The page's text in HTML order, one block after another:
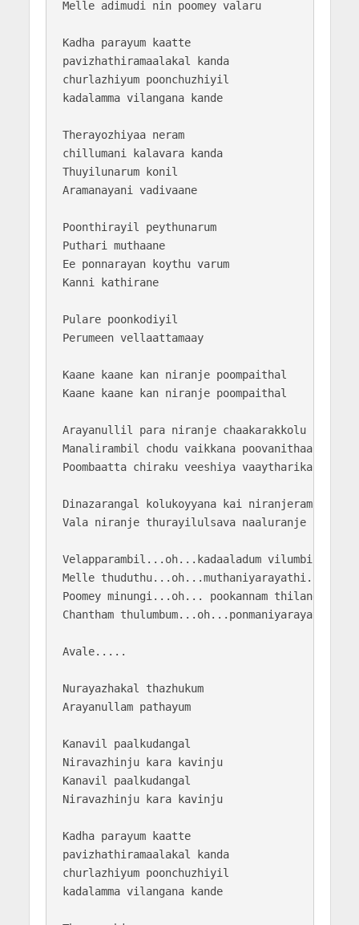
Melle adimudi nin poomey valaru
Kadha parayum kaatte
pavizhathiramaalakal kanda
churlazhiyum poonchuzhiyil
kadalamma vilangana kande
Therayozhiyaa neram
chillumani kalavara kanda
Thuyilunarum konil
Aramanayani vadivaane
Poonthirayil peythunarum
Puthari muthaane
Ee ponnarayan koythu varum
Kanni kathirane
Pulare poonkodiyil
Perumeen vellaattamaay
Kaane kaane kan niranje poompaithal
Kaane kaane kan niranje poompaithal
Arayanullil para niranje chaakarakkolu
Manalirambil chodu vaikkana poovanithaalam
Poombaatta chiraku veeshiya vaaytharikalaay
Dinazarangal kolukoyyana kai niranjeram
Vala niranje thurayilulsava naaluranje
Velapparambil...oh...kadaaladum
Melle thuduthu...oh...muthaniyarayathi...oh...
Poomey minungi...oh... pookannam
Chantham thulumbum...oh...ponmaniyarayathi
Avale.....
Nurayazhakal thazhukum
Arayanullam pathayum
Kanavil paalkudangal
Niravazhinju kara kavinju
Kanavil paalkudangal
Niravazhinju kara kavinju
Kadha parayum kaatte
pavizhathiramaalakal kanda
churlazhiyum poonchuzhiyil
kadalamma vilangana kande